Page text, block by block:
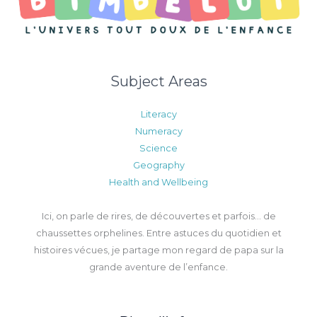
Subject Areas
Literacy
Numeracy
Science
Geography
Health and Wellbeing
Ici, on parle de rires, de découvertes et parfois… de
chaussettes orphelines. Entre astuces du quotidien et
histoires vécues, je partage mon regard de papa sur la
grande aventure de l’enfance.